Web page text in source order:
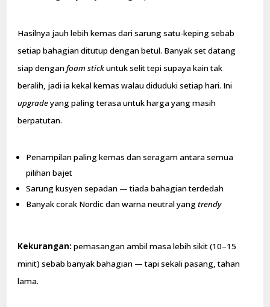
Hasilnya jauh lebih kemas dari sarung satu-keping sebab
setiap bahagian ditutup dengan betul. Banyak set datang
siap denganfoam stickuntuk selit tepi supaya kain tak
beralih, jadi ia kekal kemas walau diduduki setiap hari. Ini
upgradeyang paling terasa untuk harga yang masih
berpatutan.
Penampilan paling kemas dan seragam antara semua
pilihan bajet
Sarung kusyen sepadan — tiada bahagian terdedah
Banyak corak Nordic dan warna neutral yangtrendy
Kekurangan: pemasangan ambil masa lebih sikit (10–15
minit) sebab banyak bahagian — tapi sekali pasang, tahan
lama.